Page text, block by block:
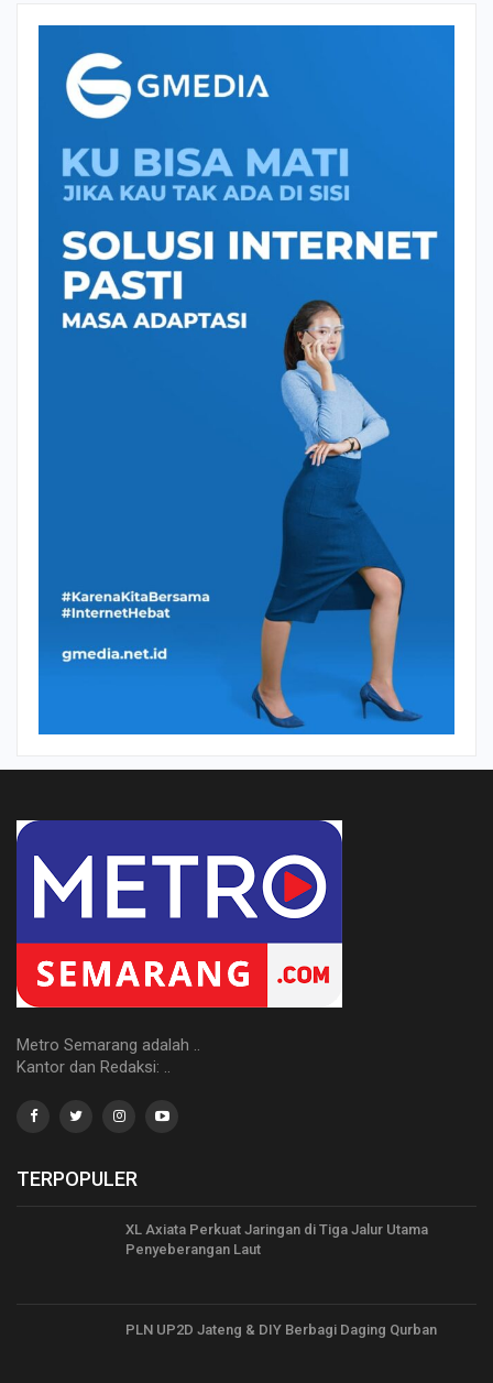
Metro Semarang adalah ..
Kantor dan Redaksi: ..
TERPOPULER
XL Axiata Perkuat Jaringan di Tiga Jalur Utama
Penyeberangan Laut
PLN UP2D Jateng & DIY Berbagi Daging Qurban